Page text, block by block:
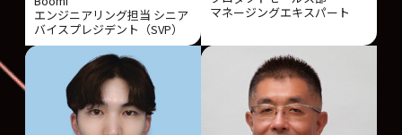
エンジニアリング担当 シニア
バイスプレジデント（SVP）
マネージングエキスパート